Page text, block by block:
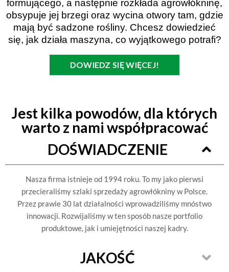
formującego, a następnie rozkłada agrowłókninę,
obsypuje jej brzegi oraz wycina otwory tam, gdzie
mają być sadzone rośliny. Chcesz dowiedzieć
się, jak działa maszyna, co wyjątkowego potrafi?
DOWIEDZ SIĘ WIĘCEJ!
Jest kilka powodów, dla których
warto z nami współpracować
DOŚWIADCZENIE
Nasza firma istnieje od 1994 roku. To my jako pierwsi
przecieraliśmy szlaki sprzedaży agrowłókniny w Polsce.
Przez prawie 30 lat działalności wprowadziliśmy mnóstwo
innowacji. Rozwijaliśmy w ten sposób nasze portfolio
produktowe, jak i umiejętności naszej kadry.
JAKOŚĆ